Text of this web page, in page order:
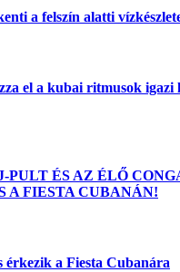
a felszín alatti
el a kubai ritmusok igazi
PULT ÉS AZ ÉLŐ
A FIESTA CUBANÁN!
érkezik a Fiesta Cubanára